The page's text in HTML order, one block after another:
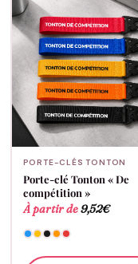
PORTE-CLÉS TONTON
Porte-clé Tonton « De
compétition »
À partir de9,52€